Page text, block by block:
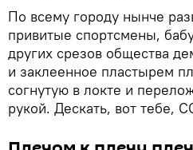
По всему городу нынче
привитые спортсмены,
других срезов общества
и заклеенное пластырем
согнутую в локте и
рукой. Дескать, вот тебе,